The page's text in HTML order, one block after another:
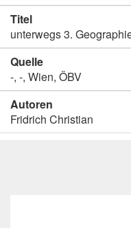
Titel
unterwegs 3.
Quelle
-, -, Wien, ÖBV
Autoren
Fridrich Christian